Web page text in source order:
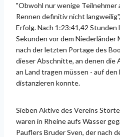
"Obwohl nur wenige Teilnehmer
Rennen definitiv nicht
Erfolg. Nach 1:23:41,42 Stunden
Sekunden vor dem Niederländer
nach der letzten Portage des
dieser Abschnitte, an denen die
an Land tragen müssen - auf
distanzieren konnte.
Sieben Aktive des Vereins
waren in Rheine aufs Wasser
Pauflers Bruder Sven, der nach